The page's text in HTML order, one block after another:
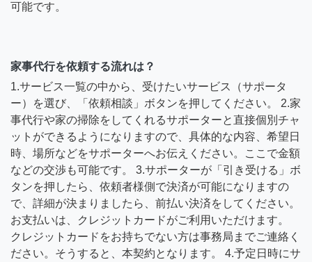
可能です。
家事代行を依頼する流れは？
1.サービス一覧の中から、受けたいサービス（サポータ
ー）を選び、「依頼相談」ボタンを押してください。 2.家
事代行や家の掃除をしてくれるサポーターと直接個別チャ
ットができるようになりますので、具体的な内容、希望日
時、場所などをサポーターへお伝えください。ここで金額
などの交渉も可能です。 3.サポーターが「引き受ける」ボ
タンを押したら、依頼者様側で決済が可能になりますの
で、詳細が決まりましたら、前払い決済をしてください。
お支払いは、クレジットカードがご利用いただけます。
クレジットカードをお持ちでない方は事務局までご連絡く
ださい。そうすると、本契約となります。 4.予定日時にサ